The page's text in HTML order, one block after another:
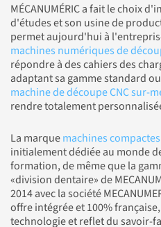
MÉCANUMÉRIC a fait le choix
d'études et son usine de
permet aujourd'hui à
machines numériques de
répondre à des cahiers des
adaptant sa gamme standard
machine de découpe CNC sur-
rendre totalement
La marquemachines
initialement dédiée au monde
formation, de même que la
«division dentaire» de
2014 avec la société
offre intégrée et 100%
technologie et reflet du savoir-